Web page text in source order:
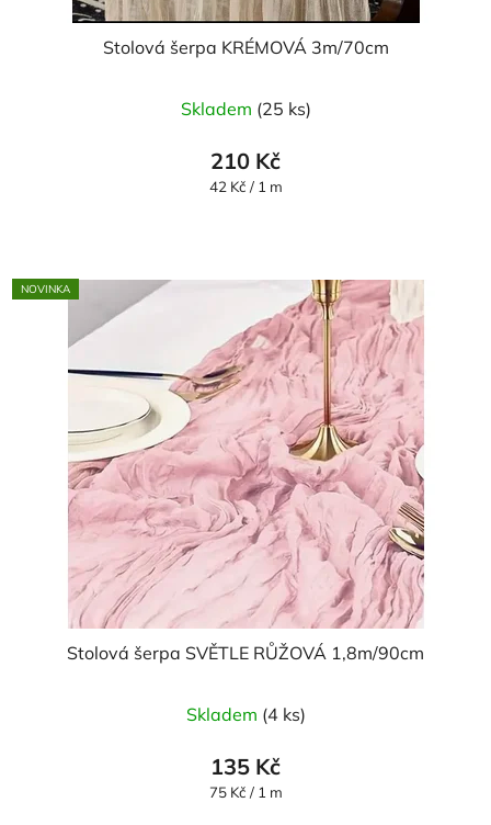
Stolová šerpa KRÉMOVÁ 3m/70cm
Skladem (25 ks)
210 Kč
Měrná
42 Kč / 1 m
NOVINKA
Stolová šerpa SVĚTLE RŮŽOVÁ 1,8m/90cm
Skladem (4 ks)
135 Kč
Měrná
75 Kč / 1 m